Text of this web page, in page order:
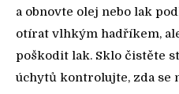
a obnovte olej nebo lak
otírat vlhkým hadříkem,
poškodit lak. Sklo čistěte
úchytů kontrolujte, zda se